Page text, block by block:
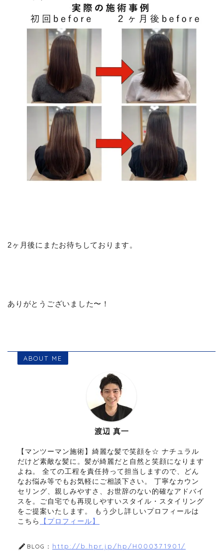
2ヶ月後にまたお待ちしております。
ありがとうございました〜！
ABOUT ME
渡辺 真一
【マンツーマン施術】綺麗な髪で笑顔を☆ ナチュラル
だけど素敵な髪に。髪が綺麗だと自然と笑顔になります
よね。 全ての工程を責任持って担当しますので、どん
なお悩み等でもお気軽にご相談下さい。 丁寧なカウン
セリング、親しみやすさ、お世辞のない的確なアドバイ
スを。ご自宅でも再現しやすいスタイル・スタイリング
をご提案いたします。 もう少し詳しいプロフィールは
こちら
【プロフィール】
BLOG： http://b.hpr.jp/hp/H000371901/